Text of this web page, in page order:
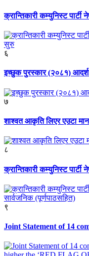
क्रान्तिकारी कम्युनिस्ट
६
इच्छुक पुरस्कार (२०८१)
७
शाश्वत आकृति लिएर एउटा
८
क्रान्तिकारी कम्युनिस्ट
९
Joint Statement of 14